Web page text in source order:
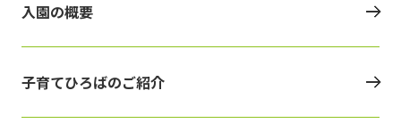
入園の概要
子育てひろばのご紹介